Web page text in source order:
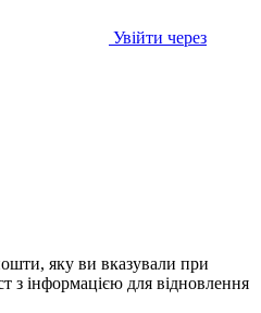
Увійти через
яку ви вказували при
з інформацією для відновлення